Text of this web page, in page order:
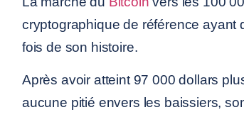
cryptographique de référence ayant
fois de son histoire.
Après avoir atteint 97 000 dollars
aucune pitié envers les baissiers,